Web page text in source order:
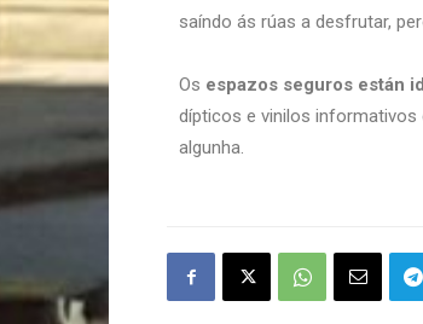
saíndo ás rúas a desfrutar,
Os espazos seguros están
dípticos e vinilos
algunha.